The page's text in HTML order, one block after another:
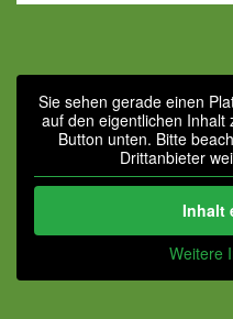
Sie sehen gerade einen
auf den eigentlichen Inhalt
Button unten. Bitte
Drittanbieter
Inhalt
Weitere